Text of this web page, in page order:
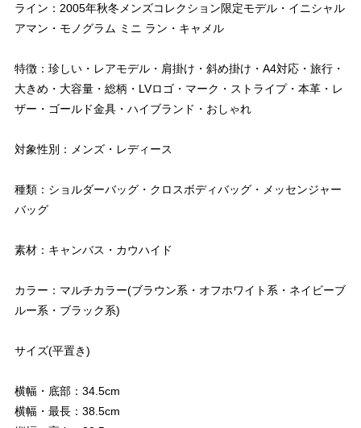
ライン：2005年秋冬メンズコレクション限定モデル・イニシャル
アマン・モノグラム ミニ ラン・キャメル
特徴：珍しい・レアモデル・肩掛け・斜め掛け・A4対応・旅行・
大きめ・大容量・総柄・LVロゴ・マーク・ストライプ・本革・レ
ザー・ゴールド金具・ハイブランド・おしゃれ
対象性別：メンズ・レディース
種類：ショルダーバッグ・クロスボディバッグ・メッセンジャー
バッグ
素材：キャンバス・カウハイド
カラー：マルチカラー(ブラウン系・オフホワイト系・ネイビーブ
ルー系・ブラック系)
サイズ(平置き)
横幅・底部：34.5cm
横幅・最長：38.5cm